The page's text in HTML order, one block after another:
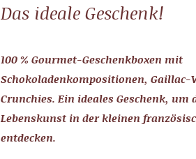
Das ideale Geschenk!
100 % Gourmet-Geschenkboxen mit
Schokoladenkompositionen, Gaillac-
Crunchies. Ein ideales Geschenk, um
Lebenskunst in der kleinen
entdecken.